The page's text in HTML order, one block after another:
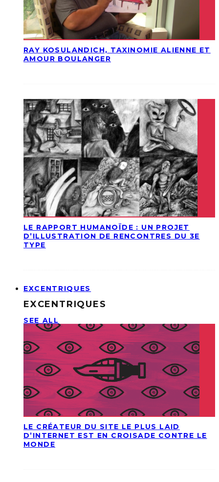
RAY KOSULANDICH, TAXINOMIE ALIENNE ET
AMOUR BOULANGER
LE RAPPORT HUMANOÏDE : UN PROJET
D’ILLUSTRATION DE RENCONTRES DU 3E
TYPE
EXCENTRIQUES
EXCENTRIQUES
SEE ALL
LE CRÉATEUR DU SITE LE PLUS LAID
D’INTERNET EST EN CROISADE CONTRE LE
MONDE